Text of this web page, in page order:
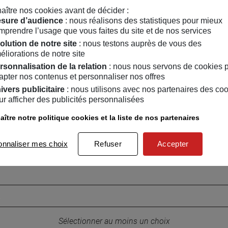
peuvent également vous
B : se renouveler après
03/2018
Les ateliers freelance
ATELIER
Ne manquez rien de l’actualité du MSC !
Sélectionner au moins un choix
nos cookies avant de décider :
d’audience : nous réalisons des statistiques pour mieux
l’usage que vous faites du site et de nos services
de notre site : nous testons auprès de vous des
de notre site
de la relation : nous nous servons de cookies
nos contenus et personnaliser nos offres
publicitaire : nous utilisons avec nos partenaires des
afficher des publicités personnalisées
notre politique cookies et la liste de nos partenaires
mes choix Refuser Accepter